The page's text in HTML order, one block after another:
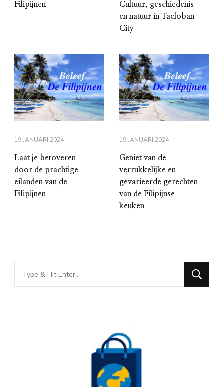
Filipijnen
Cultuur, geschiedenis
en natuur in Tacloban
City
19 JANUARI 2024
Laat je betoveren
door de prachtige
eilanden van de
Filipijnen
19 JANUARI 2024
Geniet van de
verrukkelijke en
gevarieerde gerechten
van de Filipijnse
keuken
Looking
for